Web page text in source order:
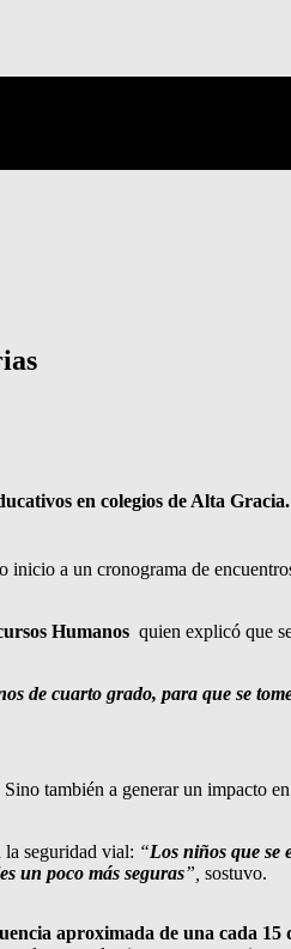
en colegios de Alta
inicio a un cronograma de
Humanos quien explicó que
de cuarto grado, para que se
también a generar un impacto
la seguridad vial: “Los niños que se
un poco más seguras”, sostuvo.
aproximada de una cada 15